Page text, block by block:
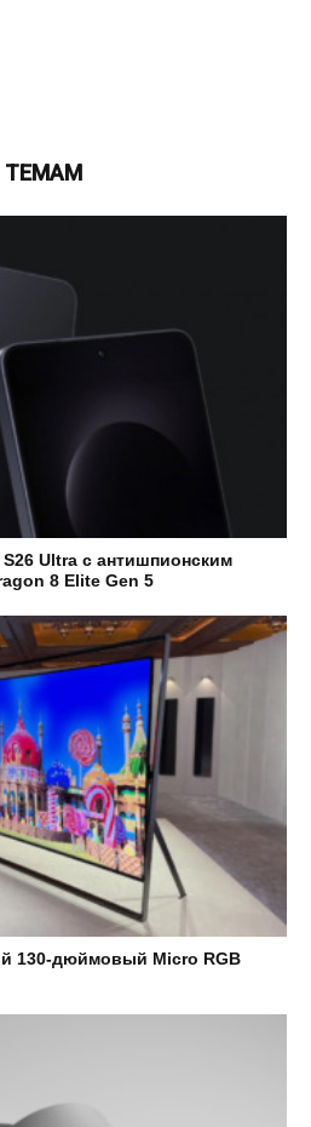
ТЕМАМ
Ultra с антишпионским
8 Elite Gen 5
130-дюймовый Micro RGB